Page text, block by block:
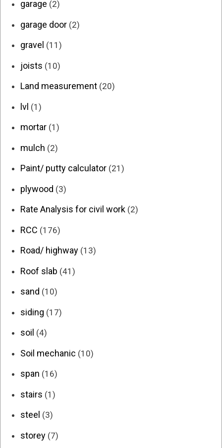
garage (2)
garage door (2)
gravel (11)
joists (10)
Land measurement (20)
lvl (1)
mortar (1)
mulch (2)
Paint/ putty calculator (21)
plywood (3)
Rate Analysis for civil work (2)
RCC (176)
Road/ highway (13)
Roof slab (41)
sand (10)
siding (17)
soil (4)
Soil mechanic (10)
span (16)
stairs (1)
steel (3)
storey (7)